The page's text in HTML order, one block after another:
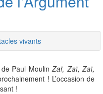
vivants
de Paul MoulinZaï, Zaï, Zaï,
! L’occasion de
!